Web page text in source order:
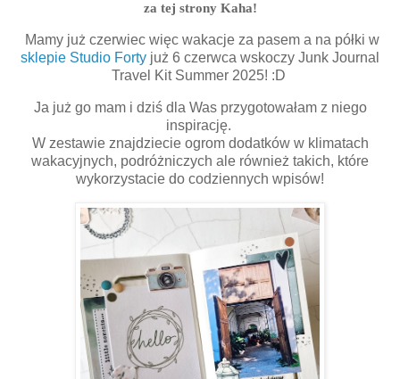
za tej strony Kaha!
Mamy już czerwiec więc wakacje za pasem a na półki w
sklepie Studio Forty już 6 czerwca wskoczy Junk Journal
Travel Kit Summer 2025! :D
Ja już go mam i dziś dla Was przygotowałam z niego
inspirację.
W zestawie znajdziecie ogrom dodatków w klimatach
wakacyjnych, podróżniczych ale również takich, które
wykorzystacie do codziennych wpisów!